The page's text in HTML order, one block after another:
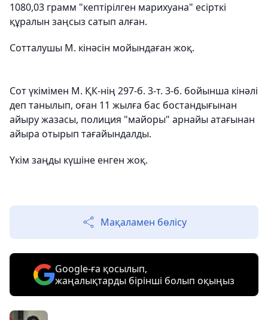
1080,03 грамм "кептірілген марихуана" есірткі
құралын заңсыз сатып алған.
Сотталушы М. кінәсін мойындаған жоқ.
Сот үкімімен М. ҚК-нің 297-б. 3-т. 3-б. бойынша кінәлі
деп танылып, оған 11 жылға бас бостандығынан
айыру жазасы, полиция "майоры" арнайы атағынан
айыра отырып тағайындалды.
Үкім заңды күшіне енген жоқ.
Мақаламен бөлісу
Google-ға қосылып,
жаңалықтарды бірінші болып оқыңыз